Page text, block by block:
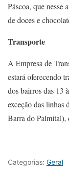
Páscoa, que
de doces e
Transporte
A Empresa de
estará oferecendo
dos bairros das 13
exceção das
Barra do Palmital),
Categorias: Geral